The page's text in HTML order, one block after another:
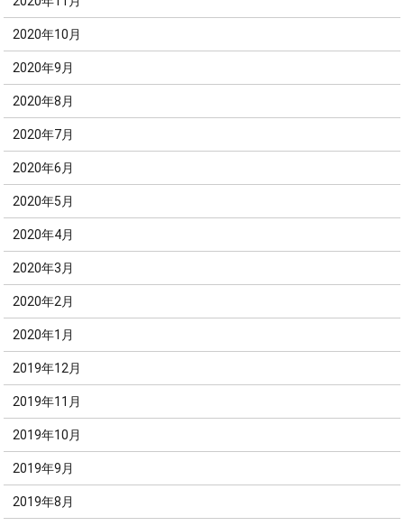
2020年10月
2020年9月
2020年8月
2020年7月
2020年6月
2020年5月
2020年4月
2020年3月
2020年2月
2020年1月
2019年12月
2019年11月
2019年10月
2019年9月
2019年8月